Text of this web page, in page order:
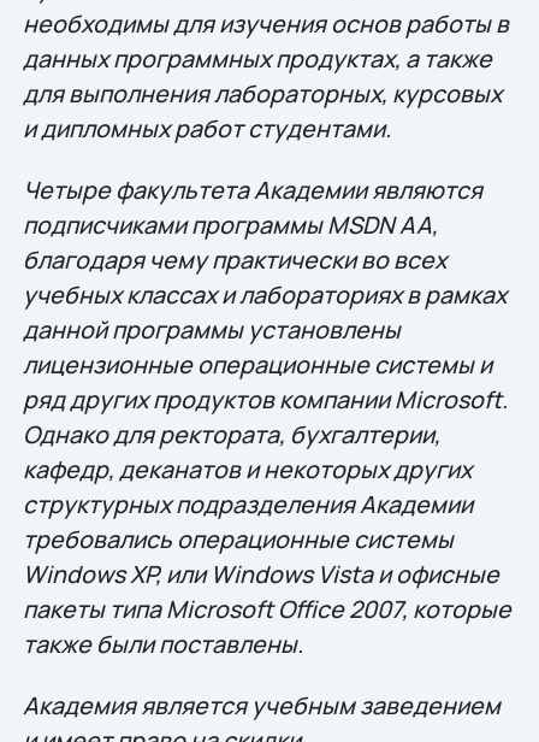
необходимы для изучения основ работы в
данных программных продуктах, а также
для выполнения лабораторных, курсовых
и дипломных работ студентами.
Четыре факультета Академии являются
подписчиками программы MSDN AA,
благодаря чему практически во всех
учебных классах и лабораториях в рамках
данной программы установлены
лицензионные операционные системы и
ряд других продуктов компании Microsoft.
Однако для ректората, бухгалтерии,
кафедр, деканатов и некоторых других
структурных подразделения Академии
требовались операционные системы
Windows XP, или Windows Vista и офисные
пакеты типа Microsoft Office 2007, которые
также были поставлены.
Академия является учебным заведением